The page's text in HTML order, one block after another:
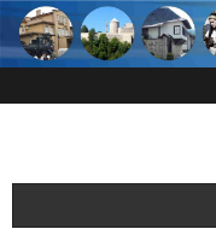
Skip
content